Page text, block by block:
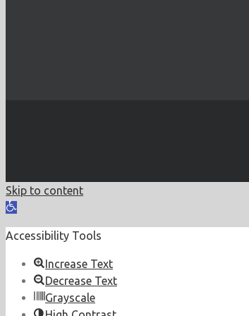
Skip to content
Open
Accessibility Tools
Increase Text
Decrease Text
Grayscale